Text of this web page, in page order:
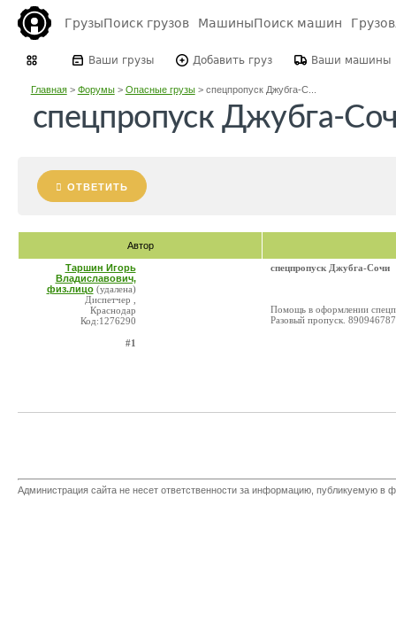
ГрузыПоиск грузов МашиныПоиск машин
Ваши грузы Добавить груз Ваши машины
Главная> Форумы> Опасные грузы> спецпропуск Джубга-С...
спецпропуск Джубга-
ОТВЕТИТЬ
Автор
Таршин Игорь
Владиславович,
физ.лицо (удалена)
Диспетчер ,
Краснодар
Код:1276290
#1
спецпропуск Джубга-Сочи
Помощь в оформлении
Разовый пропуск.
Администрация сайта не несет ответственности за информацию, публикуемую